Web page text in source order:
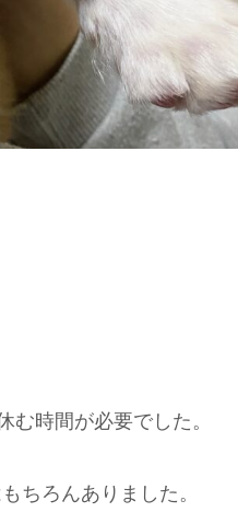
時間が必要でした。
ちろんありました。